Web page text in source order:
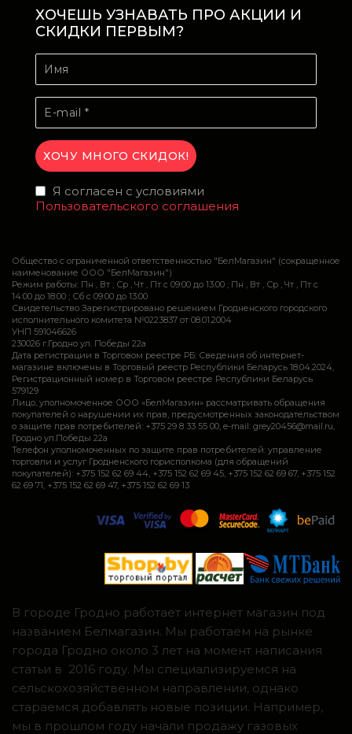
ХОЧЕШЬ УЗНАВАТЬ ПРО АКЦИИ И
СКИДКИ ПЕРВЫМ?
Я согласен с условиями
Пользовательского соглашения
Общество с ограниченной ответственностью "БелМагазин" (сокращенное
наименование ООО "БелМагазин")
Режим работы: Пн , Вт , Ср , Чт , Пт c 09:00 до 13:00 ; Пн , Вт , Ср , Чт , Пт c
14:00 до 18:00 ; Сб c 09:00 до 13:00
Свидетельство Зарегистрировано решением Гродненского городского
исполнительного комитета №0223837 от 08.01.2004
УНП 591046626
230026 г.Гродно ул. Победы 22а
Дата регистрации в Торговом реестре РБ: Сведения об интернет-
магазине включены в Торговый реестр Республики Беларусь 18.04.2024,
Регистрационный номер в Торговом реестре Республики Беларусь
579129
Лицо, уполномоченное ООО «БелМагазин» рассматривать обращения
покупателей о нарушении их прав, предусмотренных законодательством
о защите прав потребителей: +375 29 8 33 55 00, e-mail: grey20456@mail.ru,
Гродно ул.Победы 22а
Телефон уполномоченных по защите прав потребителей: управление
торговли и услуг Гродненского горисполкома (для обращений
покупателей): +375 152 62 69 44, +375 152 62 69 45, +375 152 62 69 67, +375 152
62 69 71, +375 152 62 69 47, +375 152 62 69 13
В городе Гродно работает интернет магазин под
названием Белмагазин. Мы работаем на рынке
города Гродно около 3 лет на момент написания
статьи в 2016 году. Мы специализируемся на
сельскохозяйственном направлении, однако
стараемся добавлять новые позиции. Например,
мы в прошлом году начали продажу газовых